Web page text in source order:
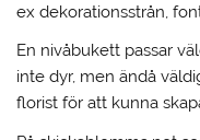
ex dekorationsstrån,
En nivåbukett passar
inte dyr, men ändå
florist för att kunna